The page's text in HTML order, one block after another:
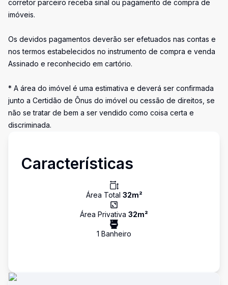
corretor parceiro receba sinal ou pagamento de compra de
imóveis.
Os devidos pagamentos deverão ser efetuados nas contas e
nos termos estabelecidos no instrumento de compra e venda
Assinado e reconhecido em cartório.
* A área do imóvel é uma estimativa e deverá ser confirmada
junto a Certidão de Ônus do imóvel ou cessão de direitos, se
não se tratar de bem a ser vendido como coisa certa e
discriminada.
Características
Área Total 32m²
Área Privativa 32m²
1 Banheiro